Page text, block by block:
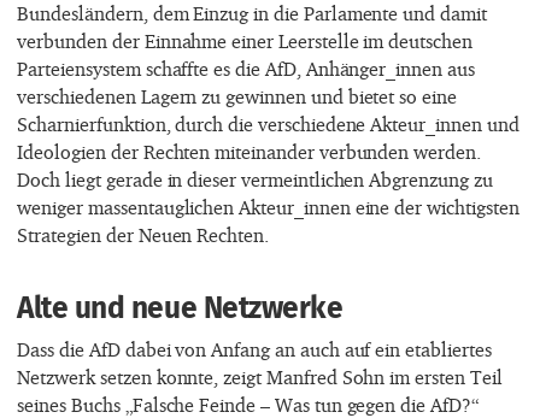
Bundesländern, dem Einzug in die Parlamente und damit
verbunden der Einnahme einer Leerstelle im deutschen
Parteiensystem schaffte es die AfD, Anhänger_innen aus
verschiedenen Lagern zu gewinnen und bietet so eine
Scharnierfunktion, durch die verschiedene Akteur_innen und
Ideologien der Rechten miteinander verbunden werden.
Doch liegt gerade in dieser vermeintlichen Abgrenzung zu
weniger massentauglichen Akteur_innen eine der wichtigsten
Strategien der Neuen Rechten.
Alte und neue Netzwerke
Dass die AfD dabei von Anfang an auch auf ein etabliertes
Netzwerk setzen konnte, zeigt Manfred Sohn im ersten Teil
seines Buchs „Falsche Feinde – Was tun gegen die AfD?“